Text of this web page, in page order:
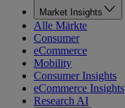
Market Insights
Alle Märkte
Consumer
eCommerce
Mobility
Consumer Insights
eCommerce Insights
Research AI